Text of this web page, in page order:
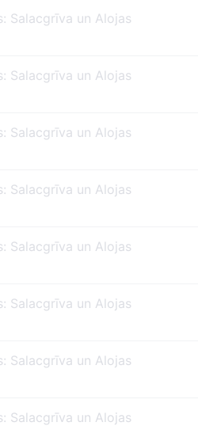
Salacgrīva un Alojas
Salacgrīva un Alojas
Salacgrīva un Alojas
Salacgrīva un Alojas
Salacgrīva un Alojas
Salacgrīva un Alojas
Salacgrīva un Alojas
Salacgrīva un Alojas